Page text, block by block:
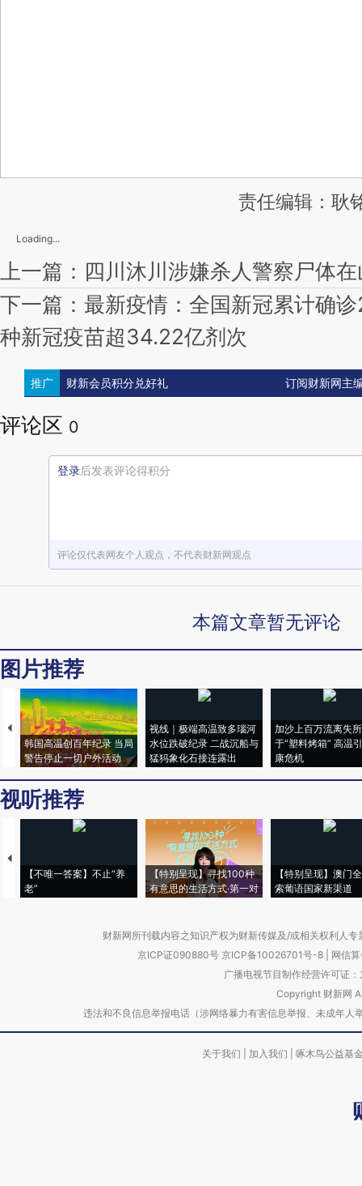
责任编辑：耿
Loading...
上一篇：四川沐川涉嫌杀人警察尸体
下一篇：最新疫情：全国新冠累计确
种新冠疫苗超34.22亿剂次
推广 财新会员积分兑好礼 订阅财新网主
评论区 0
登录后发表评论得积分
评论仅代表网友个人观点，不代表财新网观点
本篇文章暂无评论
图片推荐
韩国高温创百年纪录 当局
警告停止一切户外活动
视线｜极端高温致多瑙河
水位跌破纪录 二战沉船与
猛犸象化石接连露出
加沙上百万流离失
于“塑料烤箱” 高温
康危机
视听推荐
【不唯一答案】不止“养
老”
【特别呈现】寻找100种
有意思的生活方式·第一对
【特别呈现】澳门
索葡语国家新渠道
财新网所刊载内容之知识产权为财新传媒及/或相关权利人
京ICP证090880号 京ICP备10026701号-8
网信
广播电视节目制作经营许可证
Copyright 财新网
违法和不良信息举报电话（涉网络暴力有害信息举报、未成
关于我们 加入我们 啄木鸟公益基